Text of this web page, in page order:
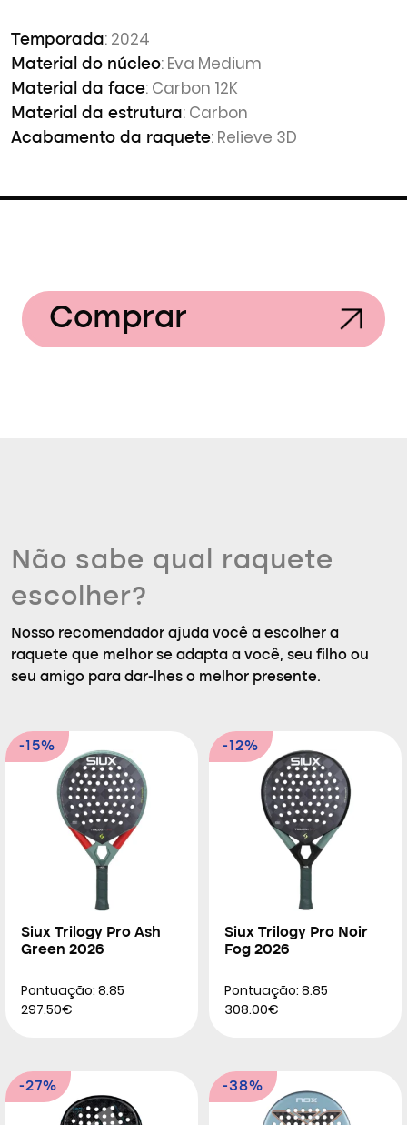
Temporada: 2024
Material do núcleo: Eva Medium
Material da face: Carbon 12K
Material da estrutura: Carbon
Acabamento da raquete: Relieve 3D
Comprar
Não sabe qual raquete
escolher?
Nosso recomendador ajuda você a escolher a
raquete que melhor se adapta a você, seu filho ou
seu amigo para dar-lhes o melhor presente.
-15%
Siux Trilogy Pro Ash
Green 2026
Pontuação: 8.85
297.50€
-12%
Siux Trilogy Pro Noir
Fog 2026
Pontuação: 8.85
308.00€
-27% -38%